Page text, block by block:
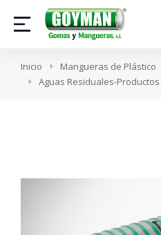
Estás aquí:
Inicio Mangueras de Plástico
Aguas Residuales-